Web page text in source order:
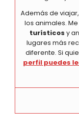
Además de
los animales.
turísticos y
lugares más
diferente. Si
perfil puedes